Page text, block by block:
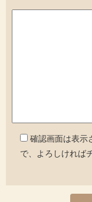
確認画面は表示
で、よろしければ